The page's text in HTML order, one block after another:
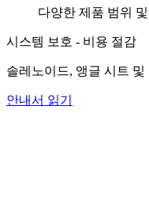
다양한 제품 범위
시스템 보호 - 비용 절감
솔레노이드, 앵글 시트
안내서 읽기